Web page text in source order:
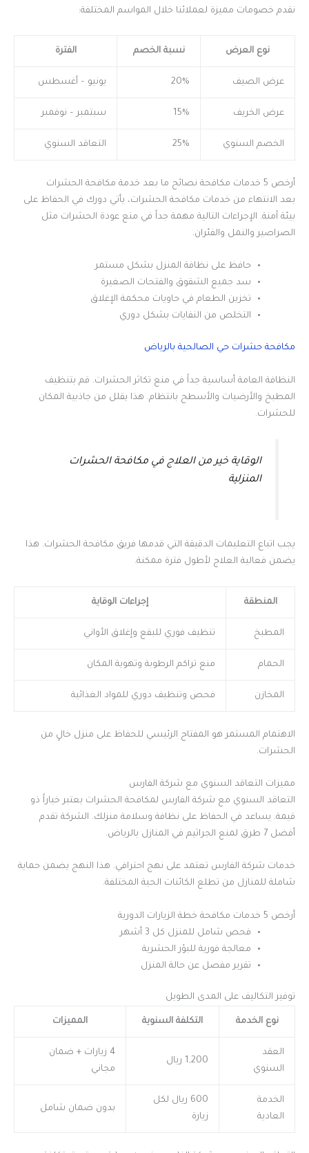
نقدم خصومات مميزة لعملائنا خلال المواسم المختلفة:
نوع العرض نسبة الخصم الفترة
عرض الصيف 20% يونيو – أغسطس
عرض الخريف 15% سبتمبر – نوفمبر
الخصم السنوي 25% التعاقد السنوي
أرخص 5 خدمات مكافحة نصائح ما بعد خدمة مكافحة الحشرات
بعد الانتهاء من خدمات مكافحة الحشرات، يأتي دورك في الحفاظ على
بيئة آمنة. الإجراءات التالية مهمة جداً في منع عودة الحشرات مثل
الصراصير والنمل والفئران.
حافظ على نظافة المنزل بشكل مستمر
سد جميع الشقوق والفتحات الصغيرة
تخزين الطعام في حاويات محكمة الإغلاق
التخلص من النفايات بشكل دوري
مكافحة حشرات حي الصالحية بالرياض
النظافة العامة أساسية جداً في منع تكاثر الحشرات. قم بتنظيف
المطبخ والأرضيات والأسطح بانتظام. هذا يقلل من جاذبية المكان
للحشرات.
الوقاية خير من العلاج في مكافحة الحشرات
المنزلية
يجب اتباع التعليمات الدقيقة التي قدمها فريق مكافحة الحشرات. هذا
يضمن فعالية العلاج لأطول فترة ممكنة.
المنطقة إجراءات الوقاية
المطبخ تنظيف فوري للبقع وإغلاق الأواني
الحمام منع تراكم الرطوبة وتهوية المكان
المخازن فحص وتنظيف دوري للمواد الغذائية
الاهتمام المستمر هو المفتاح الرئيسي للحفاظ على منزل خالٍ من
الحشرات.
مميزات التعاقد السنوي مع شركة الفارس
التعاقد السنوي مع شركة الفارس لمكافحة الحشرات يعتبر خياراً ذو
قيمة. يساعد في الحفاظ على نظافة وسلامة منزلك. الشركة تقدم
أفضل 7 طرق لمنع الجراثيم في المنازل بالرياض.
خدمات شركة الفارس تعتمد على نهج احترافي. هذا النهج يضمن حماية
شاملة للمنازل من تطلع الكائنات الحية المختلفة.
أرخص 5 خدمات مكافحة خطة الزيارات الدورية
فحص شامل للمنزل كل 3 أشهر
معالجة فورية للبؤر الحشرية
تقرير مفصل عن حالة المنزل
توفير التكاليف على المدى الطويل
نوع الخدمة التكلفة السنوية المميزات
العقد
السنوي
1,200 ريال
4 زيارات + ضمان
مجاني
الخدمة
العادية
600 ريال لكل
زيارة
بدون ضمان شامل